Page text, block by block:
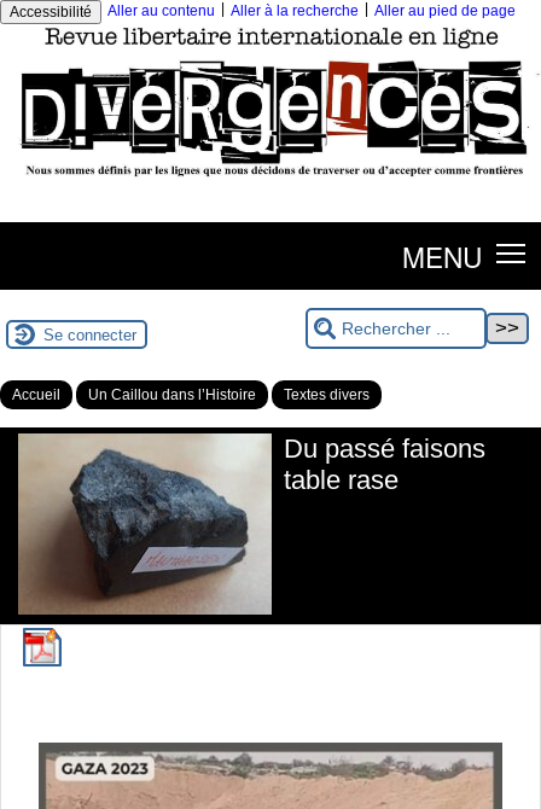
Accessibilité Aller au contenu Aller à la recherche Aller au pied de page
MENU
Se connecter
Accueil Un Caillou dans l’Histoire Textes divers
Du passé faisons
table rase